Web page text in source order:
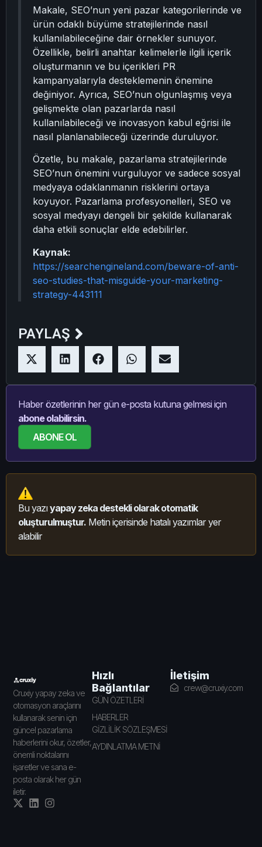
Makale, SEO’nun yeni pazar kategorilerinde ve
ürün odaklı büyüme stratejilerinde nasıl
kullanılabileceğine dair örnekler sunuyor.
Özellikle, belirli anahtar kelimelerle ilgili içerik
oluşturmanın ve bu içerikleri PR
kampanyalarıyla desteklemenin önemine
değiniyor. Ayrıca, SEO’nun olgunlaşmış veya
gelişmekte olan pazarlarda nasıl
kullanılabileceği ve inovasyon kabul eğrisi ile
nasıl planlanabileceği üzerinde duruluyor.
Özetle, bu makale, pazarlama stratejilerinde
SEO’nun önemini vurguluyor ve sadece sosyal
medyaya odaklanmanın risklerini ortaya
koyuyor. Pazarlama profesyonelleri, SEO ve
sosyal medyayı dengeli bir şekilde kullanarak
daha etkili sonuçlar elde edebilirler.
Kaynak:
https://searchengineland.com/beware-of-anti-
seo-studies-that-misguide-your-marketing-
strategy-443111
PAYLAŞ
Haber özetlerinin her gün e-posta kutuna gelmesi için
abone olabilirsin.
ABONE OL
Bu yazıyapay zeka destekli olarak otomatik
oluşturulmuştur. Metin içerisinde hatalı yazımlar yer
alabilir
Cruxiy yapay zeka ve
otomasyon araçlarını
kullanarak senin için
güncel pazarlama
haberlerini okur, özetler,
önemli noktalarını
işaretler ve sana e-
posta olarak her gün
iletir.
Hızlı
Bağlantılar
GÜN ÖZETLERİ
HABERLER
GİZLİLİK SÖZLEŞMESİ
AYDINLATMA METNİ
İletişim
crew@cruxiy.com